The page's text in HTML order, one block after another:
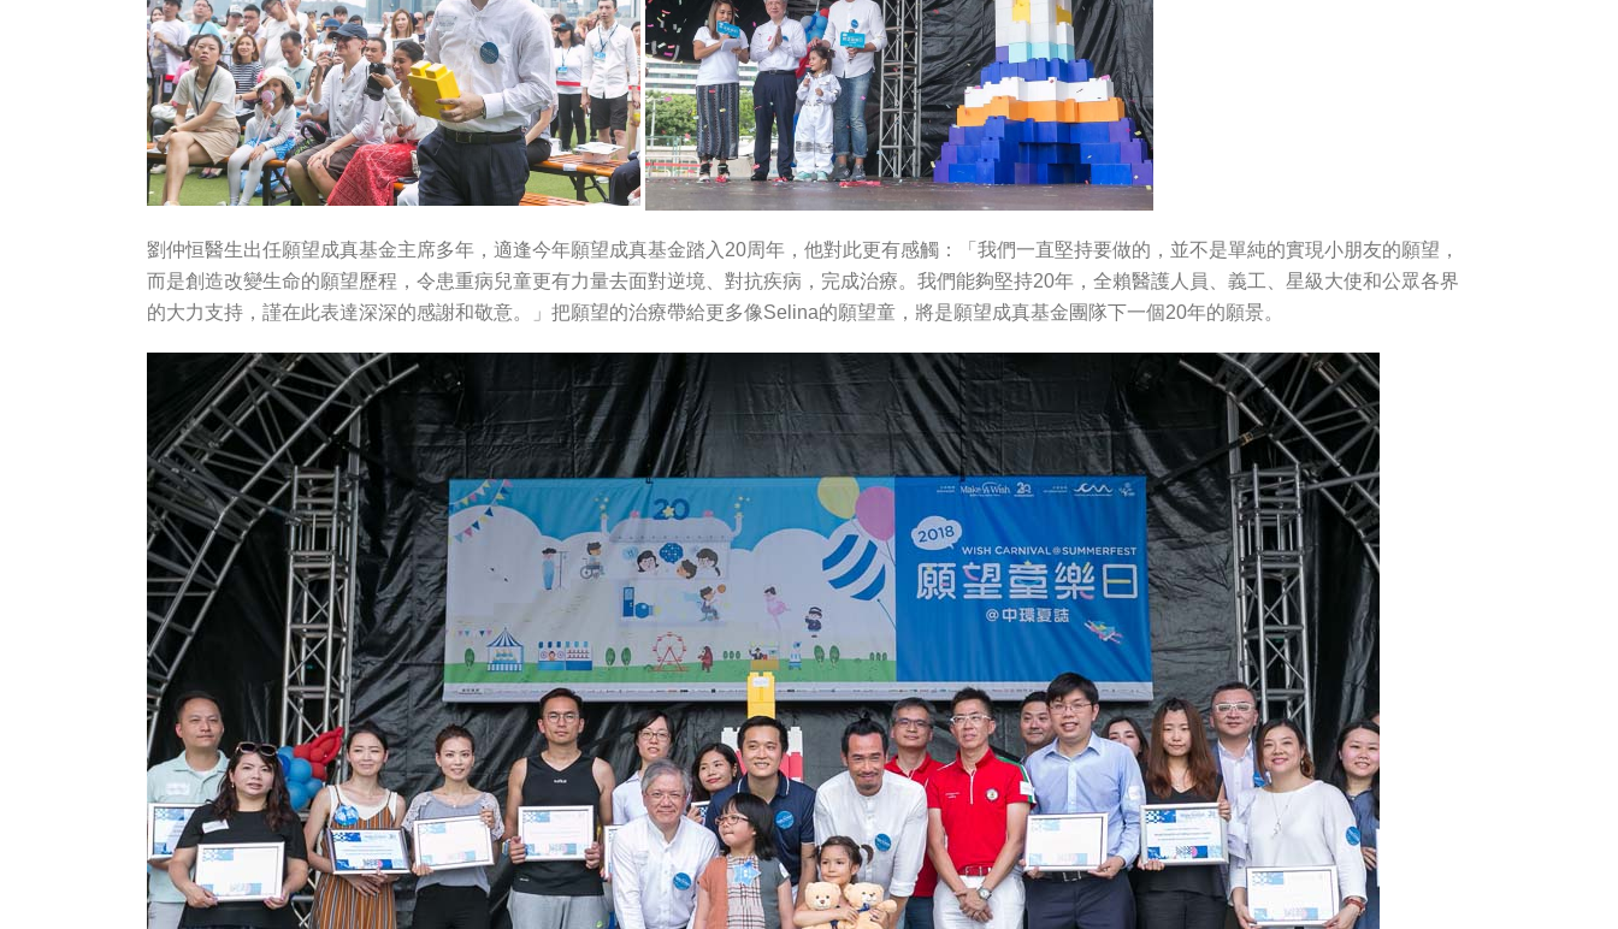
劉仲恒醫生出任願望成真基金主席多年，適逢今年願望成真基金踏入20周年，他對此更有感觸：「我們一直堅持要做的，並不是單純的實現小朋友的願望，
而是創造改變生命的願望歷程，令患重病兒童更有力量去面對逆境、對抗疾病，完成治療。我們能夠堅持20年，全賴醫護人員、義工、星級大使和公眾各界
的大力支持，謹在此表達深深的感謝和敬意。」把願望的治療帶給更多像Selina的願望童，將是願望成真基金團隊下一個20年的願景。